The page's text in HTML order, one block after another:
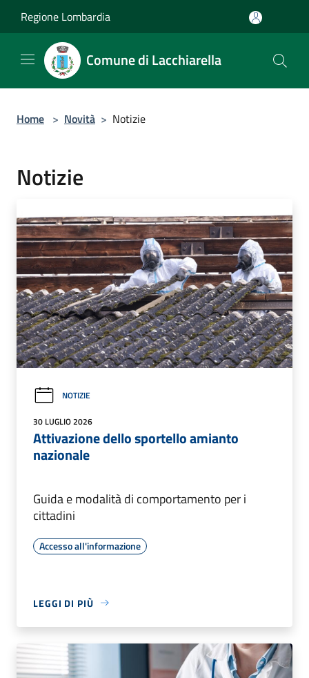
Regione Lombardia
Comune di Lacchiarella
Home > Novità > Notizie
Notizie
NOTIZIE
30 LUGLIO 2026
Attivazione dello sportello amianto
nazionale
Guida e modalità di comportamento per i
cittadini
Accesso all'informazione
LEGGI DI PIÙ